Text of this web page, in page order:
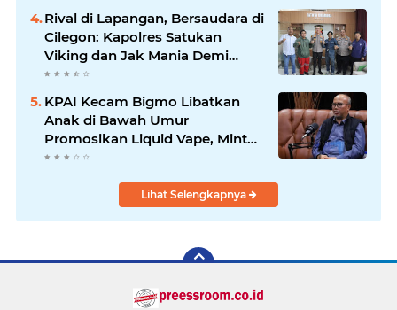
Rival di Lapangan, Bersaudara di
Cilegon: Kapolres Satukan
Viking dan Jak Mania Demi
Nobar Damai Piala Presiden
KPAI Kecam Bigmo Libatkan
Anak di Bawah Umur
Promosikan Liquid Vape, Minta
Aparat Bertindak Tegas
Lihat Selengkapnya